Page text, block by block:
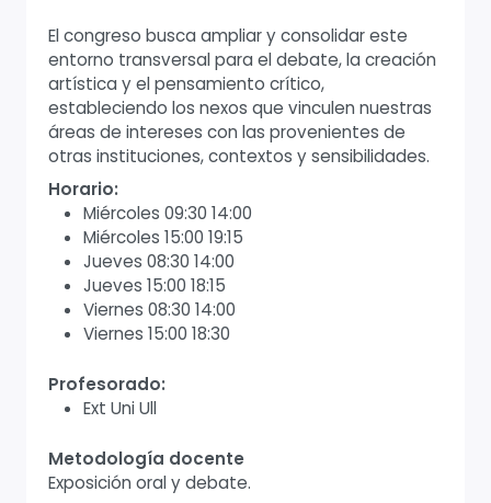
El congreso busca ampliar y consolidar este
entorno transversal para el debate, la creación
artística y el pensamiento crítico,
estableciendo los nexos que vinculen nuestras
áreas de intereses con las provenientes de
otras instituciones, contextos y sensibilidades.
Horario:
Miércoles 09:30 14:00
Miércoles 15:00 19:15
Jueves 08:30 14:00
Jueves 15:00 18:15
Viernes 08:30 14:00
Viernes 15:00 18:30
Profesorado:
Ext Uni Ull
Metodología docente
Exposición oral y debate.